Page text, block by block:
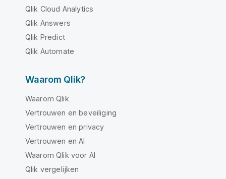
Qlik Cloud Analytics
Qlik Answers
Qlik Predict
Qlik Automate
Waarom Qlik?
Waarom Qlik
Vertrouwen en beveiliging
Vertrouwen en privacy
Vertrouwen en AI
Waarom Qlik voor AI
Qlik vergelijken